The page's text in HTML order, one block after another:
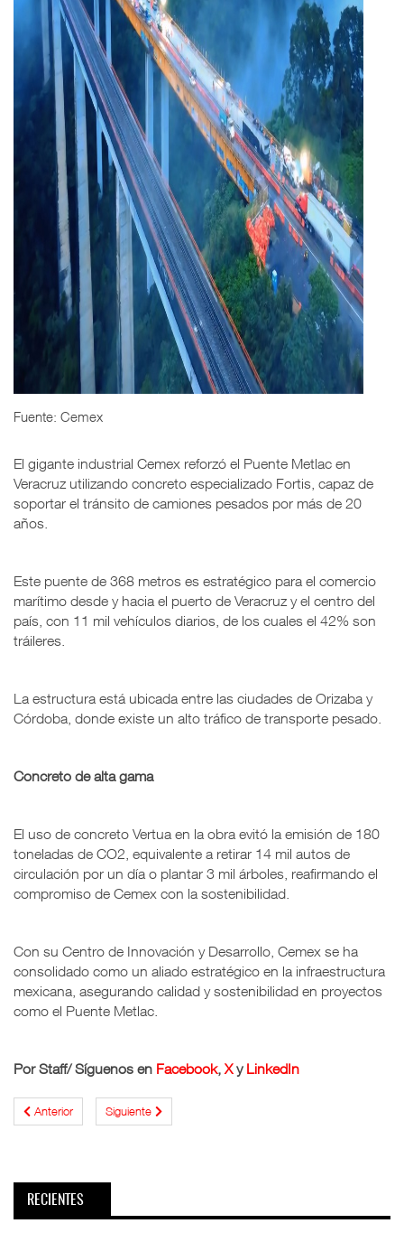
Fuente: Cemex
El gigante industrial Cemex reforzó el Puente Metlac en
Veracruz utilizando concreto especializado Fortis, capaz de
soportar el tránsito de camiones pesados por más de 20
años.
Este puente de 368 metros es estratégico para el comercio
marítimo desde y hacia el puerto de Veracruz y el centro del
país, con 11 mil vehículos diarios, de los cuales el 42% son
tráileres.
La estructura está ubicada entre las ciudades de Orizaba y
Córdoba, donde existe un alto tráfico de transporte pesado.
Concreto de alta gama
El uso de concreto Vertua en la obra evitó la emisión de 180
toneladas de CO2, equivalente a retirar 14 mil autos de
circulación por un día o plantar 3 mil árboles, reafirmando el
compromiso de Cemex con la sostenibilidad.
Con su Centro de Innovación y Desarrollo, Cemex se ha
consolidado como un aliado estratégico en la infraestructura
mexicana, asegurando calidad y sostenibilidad en proyectos
como el Puente Metlac.
Por Staff/ Síguenos en Facebook, Xy LinkedIn
Anterior Siguiente
RECIENTES